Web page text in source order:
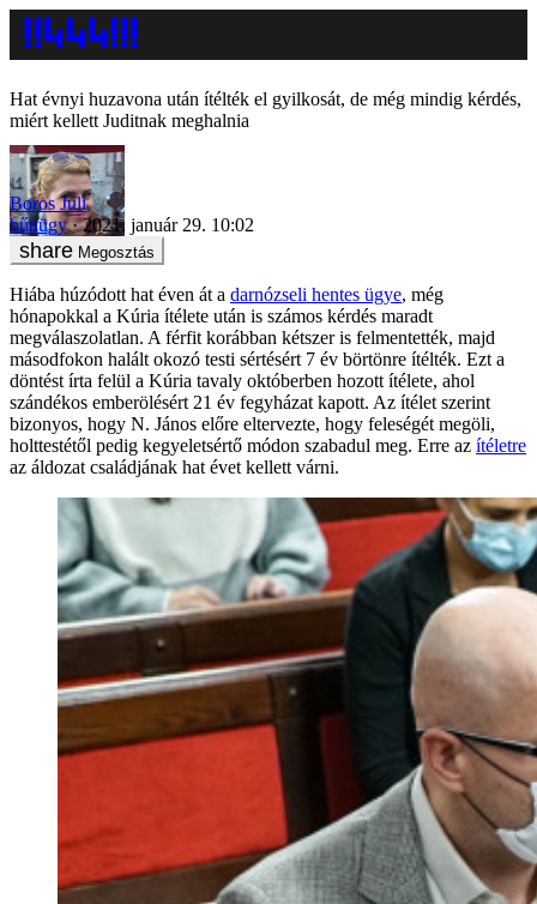
Hat évnyi huzavona után ítélték el gyilkosát, de még mindig kérdés,
miért kellett Juditnak meghalnia
Boros Juli
bűnügy
2021. január 29. 10:02
Megosztás
Hiába húzódott hat éven át a darnózseli hentes ügye, még
hónapokkal a Kúria ítélete után is számos kérdés maradt
megválaszolatlan. A férfit korábban kétszer is felmentették, majd
másodfokon halált okozó testi sértésért 7 év börtönre ítélték. Ezt a
döntést írta felül a Kúria tavaly októberben hozott ítélete, ahol
szándékos emberölésért 21 év fegyházat kapott. Az ítélet szerint
bizonyos, hogy N. János előre eltervezte, hogy feleségét megöli,
holttestétől pedig kegyeletsértő módon szabadul meg. Erre az ítéletre
az áldozat családjának hat évet kellett várni.